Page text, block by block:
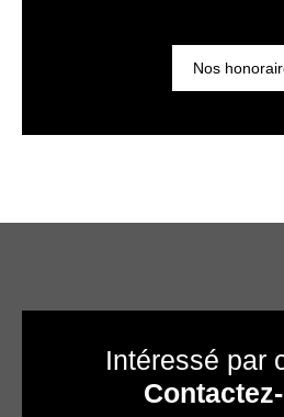
Nos
Intéressé par